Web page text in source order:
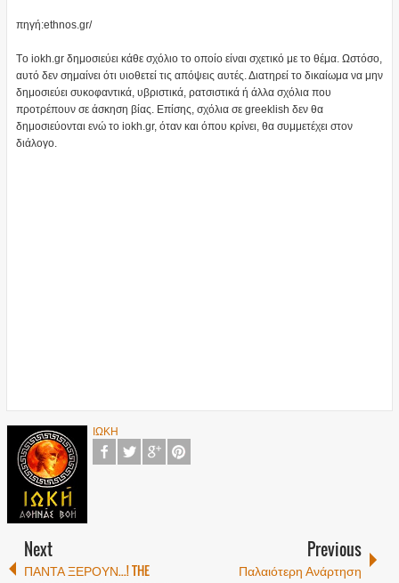
πηγή:ethnos.gr/
Tο iokh.gr δημοσιεύει κάθε σχόλιο το οποίο είναι σχετικό με το θέμα. Ωστόσο,
αυτό δεν σημαίνει ότι υιοθετεί τις απόψεις αυτές. Διατηρεί το δικαίωμα να μην
δημοσιεύει συκοφαντικά, υβριστικά, ρατσιστικά ή άλλα σχόλια που
προτρέπουν σε άσκηση βίας. Επίσης, σχόλια σε greeklish δεν θα
δημοσιεύονται ενώ το iokh.gr, όταν και όπου κρίνει, θα συμμετέχει στον
διάλογο.
ΙΩΚΗ
Next
ΠΑΝΤΑ ΞΕΡΟΥΝ...! THE
Previous
Παλαιότερη Ανάρτηση